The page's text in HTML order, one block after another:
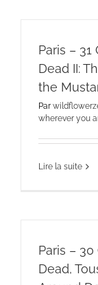
Paris –
Dead II:
the
Par
wherever you
Lire la suite
Paris –
Dead,